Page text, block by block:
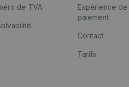
de TVA
Expérience de
paiement
Contact
Tarifs